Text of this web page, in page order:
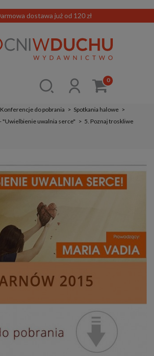
dostawa już od 120 zł
0
Konferencje do pobrania > Spotkania halowe >
"Uwielbienie uwalnia serce" > 5. Poznaj troskliwe